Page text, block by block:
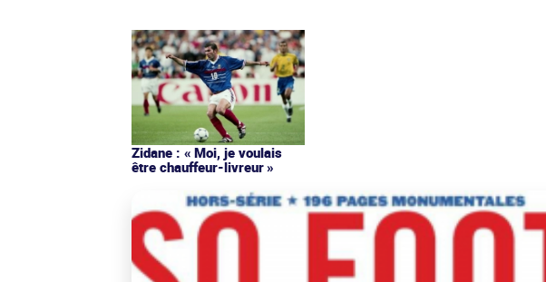
Zidane : « Moi, je voulais
être chauffeur-livreur »